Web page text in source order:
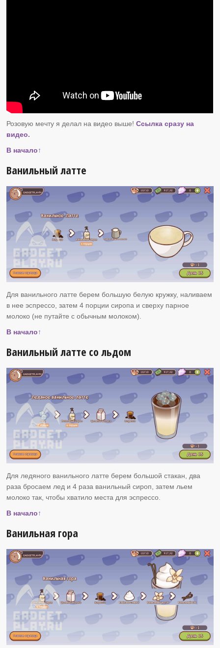
Розовую мечту я делал на видео выше!Ссылка сразу на
видео.
В начало↑
Ванильный латте
Для ванильного латте берем большую белую кружку, наливаем
в нее эспрессо, затем 4 порции сиропа и сверху парное
молоко (не путайте с обычным молоком).
В начало↑
Ванильный латте со льдом
Для ледяного ванильного латте берем большой стакан, два
раза бросаем лед и 4 раза ванильный сироп, затем льем
молоко так, чтобы хватило места для эспрессо.
В начало↑
Ванильная гора